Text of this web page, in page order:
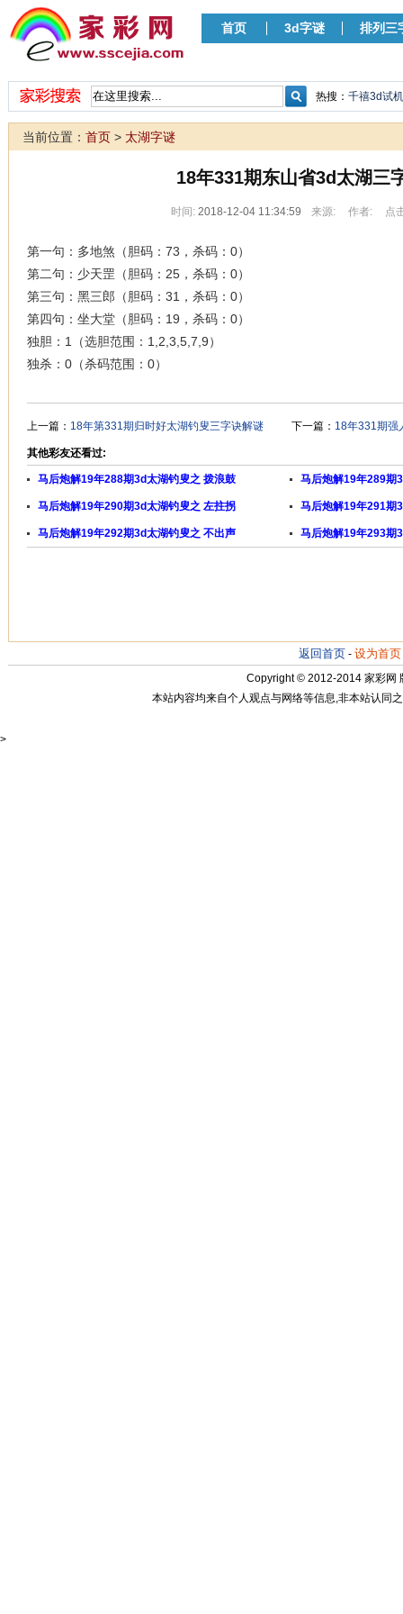
首页 3d字谜 排列三
热搜： 千禧3d试
当前位置： 首页 > 太湖字谜
18年331期东山省3d太湖三
时间: 2018-12-04 11:34:59 来源: 作者: 点
第一句：多地煞（胆码：73，杀码：0）
第二句：少天罡（胆码：25，杀码：0）
第三句：黑三郎（胆码：31，杀码：0）
第四句：坐大堂（胆码：19，杀码：0）
独胆：1（选胆范围：1,2,3,5,7,9）
独杀：0（杀码范围：0）
上一篇： 18年第331期归时好太湖钓叟三字诀解谜 下一篇： 18年331期强
其他彩友还看过:
马后炮解19年288期3d太湖钓叟之 拨浪鼓 马后炮解19年289期
马后炮解19年290期3d太湖钓叟之 左拄拐 马后炮解19年291期
马后炮解19年292期3d太湖钓叟之 不出声 马后炮解19年293期
返回首页 - 设为首页
Copyright © 2012-2014 家彩网
本站内容均来自个人观点与网络等信息,非本站认同
>